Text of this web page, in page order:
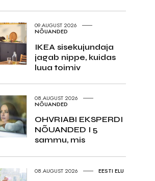
09.AUGUST 2026
NÕUANDED
IKEA sisekujundaja
jagab nippe, kuidas
luua toimiv
08.AUGUST 2026
NÕUANDED
OHVRIABI EKSPERDI
NÕUANDED I 5
sammu, mis
08.AUGUST 2026 EESTI ELU